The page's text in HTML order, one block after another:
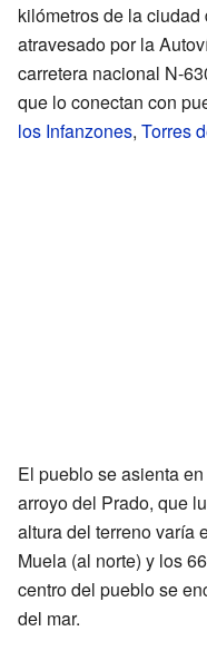
kilómetros de la ciudad
atravesado por la
carretera nacional N-
que lo conectan con
los Infanzones, Torres
El pueblo se asienta
arroyo del Prado, que
altura del terreno varía
Muela (al norte) y los
centro del pueblo se
del mar.